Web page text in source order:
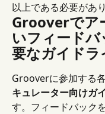
以上である必要があり
Grooverでア
いフィード
要なガイドラ
Grooverに参加する
キュレーター向けガ
す。フィードバック